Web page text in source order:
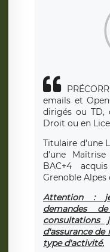
emails et
dirigés ou TD,
Droit ou en
Titulaire d'une
d'une
BAC+4
Grenoble Alpes
Attention :
demandes
consultations
d'assurance
type d'activité.